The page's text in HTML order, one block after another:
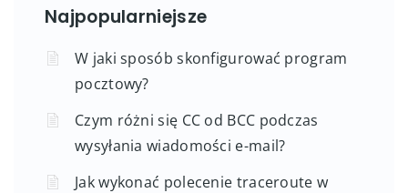
Najpopularniejsze
W jaki sposób skonfigurować program
pocztowy?
Czym różni się CC od BCC podczas
wysyłania wiadomości e-mail?
Jak wykonać polecenie traceroute w